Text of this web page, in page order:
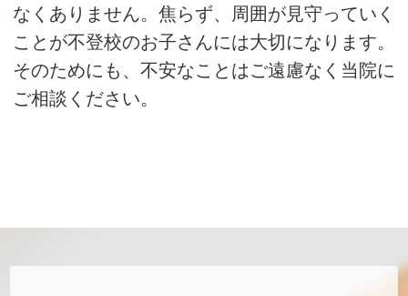
なくありません。焦らず、周囲が見守っていく
ことが不登校のお子さんには大切になります。
そのためにも、不安なことはご遠慮なく当院に
ご相談ください。